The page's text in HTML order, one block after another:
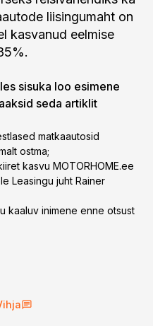
liisingumaht on
kasvanud eelmise
sisuka loo esimene
seda artiklit
matkaautosid
ostma;
kasvu MOTORHOME.ee
Leasingu juht Rainer
kaaluv inimene enne otsust